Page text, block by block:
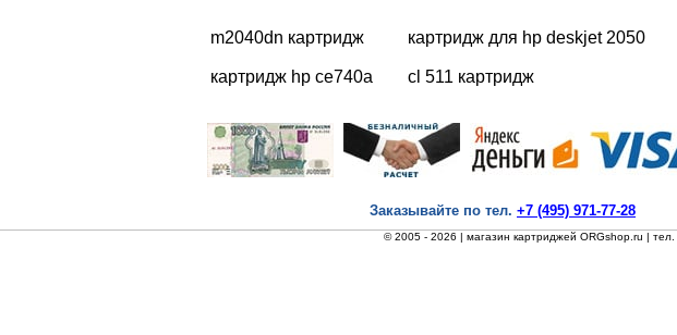
m2040dn картридж картридж для hp deskjet 2050
картридж hp ce740a cl 511 картридж
Заказывайте по тел. +7 (495) 971-77-28
© 2005 - 2026 | магазин картриджей ORGshop.ru | тел.